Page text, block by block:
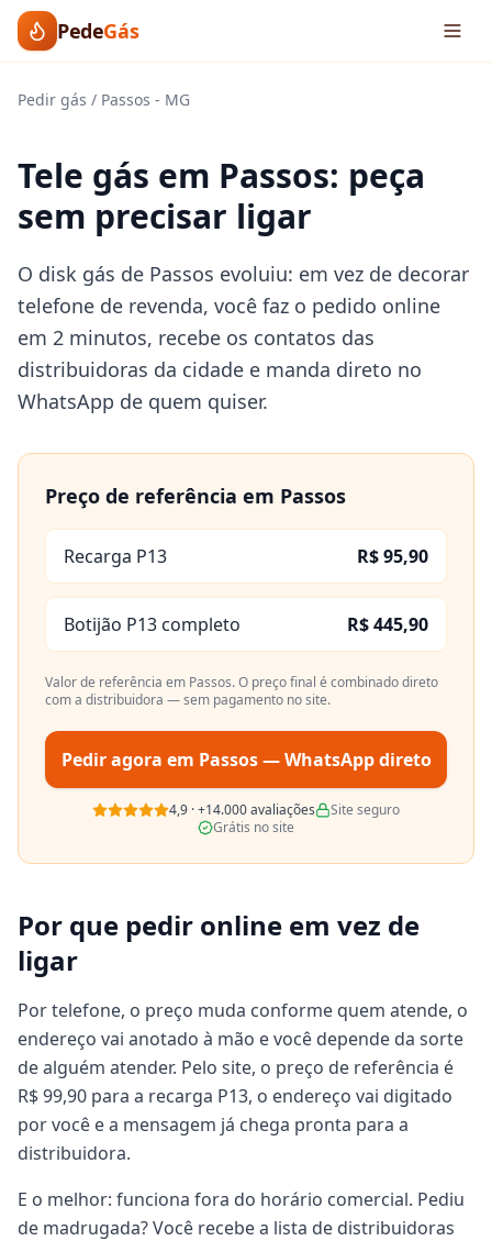
PedeGás
Pedir gás / Passos - MG
Tele gás em Passos: peça
sem precisar ligar
O disk gás de Passos evoluiu: em vez de decorar
telefone de revenda, você faz o pedido online
em 2 minutos, recebe os contatos das
distribuidoras da cidade e manda direto no
WhatsApp de quem quiser.
Preço de referência em Passos
Recarga P13 R$ 95,90
Botijão P13 completo R$ 445,90
Valor de referência em Passos. O preço final é combinado direto
com a distribuidora — sem pagamento no site.
Pedir agora em Passos— WhatsApp direto
4,9 ·+14.000avaliações
Site seguro
Grátis no site
Por que pedir online em vez de
ligar
Por telefone, o preço muda conforme quem atende, o
endereço vai anotado à mão e você depende da sorte
de alguém atender. Pelo site, o preço de referência é
R$ 99,90 para a recarga P13, o endereço vai digitado
por você e a mensagem já chega pronta para a
distribuidora.
E o melhor: funciona fora do horário comercial. Pediu
de madrugada? Você recebe a lista de distribuidoras